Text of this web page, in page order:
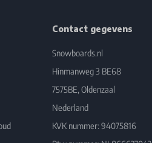
Contact gegevens
Snowboards.nl
Hinmanweg 3 BE68
7575BE, Oldenzaal
Nederland
KVK nummer: 94075816